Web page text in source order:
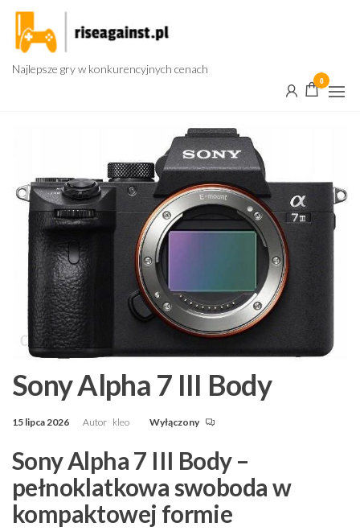
Przejdź
treści
Najlepsze gry w konkurencyjnych cenach
0
Sony Alpha 7 III Body
15 lipca 2026 Autor kleo Wyłączony
Sony Alpha 7 III Body –
pełnoklatkowa swoboda w
kompaktowej formie